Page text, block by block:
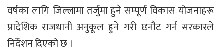
वर्षका लागि जिल्लामा तर्जुमा हुने सम्पूर्ण विकास योजनाहरू
प्रादेशिक राजधानी अनुकूल हुने गरी छनौट गर्न सरकारले
निर्देशन दिएको छ ।